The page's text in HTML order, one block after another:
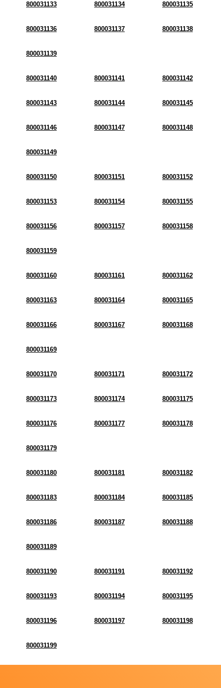
800031133 800031134 800031135
800031136 800031137 800031138
800031139
800031140 800031141 800031142
800031143 800031144 800031145
800031146 800031147 800031148
800031149
800031150 800031151 800031152
800031153 800031154 800031155
800031156 800031157 800031158
800031159
800031160 800031161 800031162
800031163 800031164 800031165
800031166 800031167 800031168
800031169
800031170 800031171 800031172
800031173 800031174 800031175
800031176 800031177 800031178
800031179
800031180 800031181 800031182
800031183 800031184 800031185
800031186 800031187 800031188
800031189
800031190 800031191 800031192
800031193 800031194 800031195
800031196 800031197 800031198
800031199